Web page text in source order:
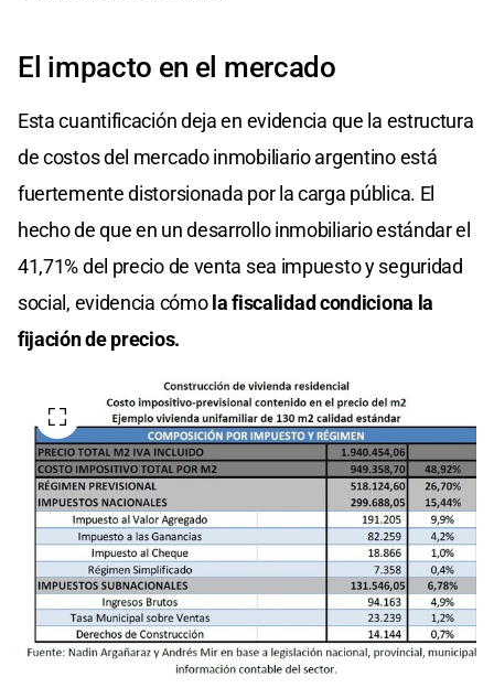
El impacto en el mercado
Esta cuantificación deja en evidencia que la estructura
de costos del mercado inmobiliario argentino está
fuertemente distorsionada por la carga pública. El
hecho de que en un desarrollo inmobiliario estándar el
41,71% del precio de venta sea impuesto y seguridad
social, evidencia cómola fiscalidad condiciona la
fijación de precios.